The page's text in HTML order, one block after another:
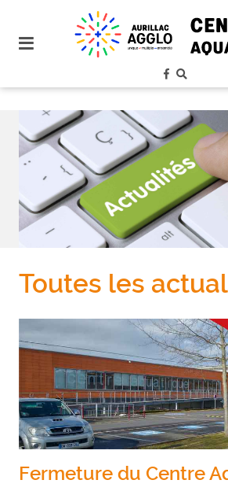
site
au
aller au
contenu
Toutes les
Fermeture du Centre